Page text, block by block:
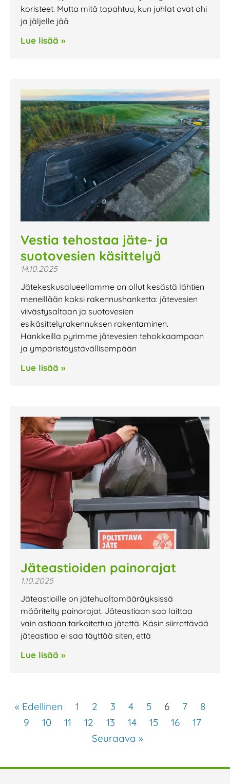
koristeet. Mutta mitä tapahtuu, kun juhlat ovat ohi
ja jäljelle jää
Lue lisää »
Vestia tehostaa jäte- ja
suotovesien käsittelyä
14.10.2025
Jätekeskusalueellamme on ollut kesästä lähtien
meneillään kaksi rakennushanketta: jätevesien
viivästysaltaan ja suotovesien
esikäsittelyrakennuksen rakentaminen.
Hankkeilla pyrimme jätevesien tehokkaampaan
ja ympäristöystävällisempään
Lue lisää »
Jäteastioiden painorajat
1.10.2025
Jäteastioille on jätehuoltomääräyksissä
määritelty painorajat. Jäteastiaan saa laittaa
vain astiaan tarkoitettua jätettä. Käsin siirrettävää
jäteastiaa ei saa täyttää siten, että
Lue lisää »
« Edellinen 1 2 3 4 5 6 7
8
9
10 11 12 13 14 15 16
17
Seuraava »